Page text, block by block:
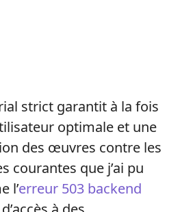
strict garantit à la fois
optimale et une
des œuvres contre les
courantes que j’ai pu
l’erreur 503 backend